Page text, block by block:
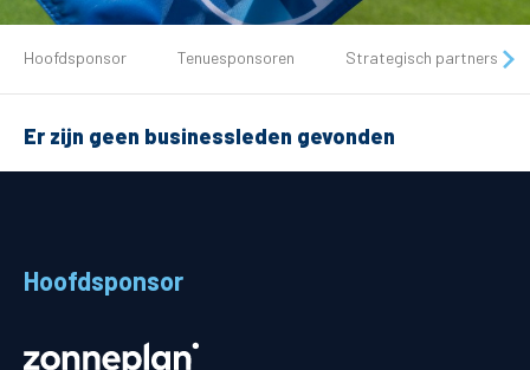
De club
Matchdays
Hoofdsponsor Tenuesponsoren Strategisch partners
Er zijn geen businessleden gevonden
Hoofdsponsor